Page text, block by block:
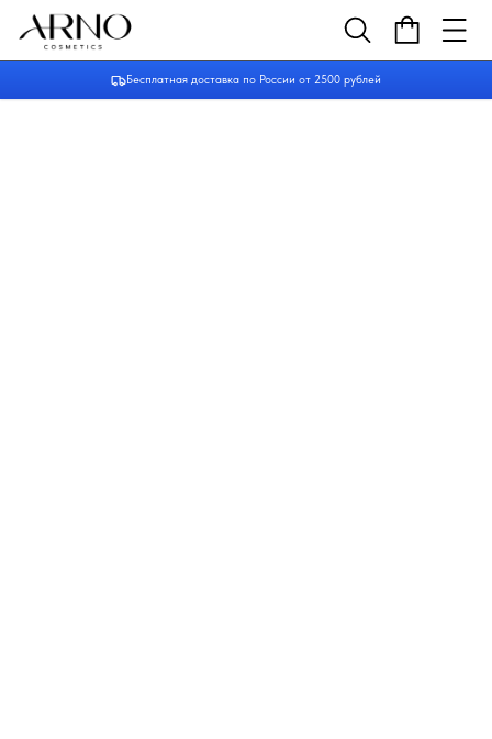
Бесплатная доставка по России от 2500 рублей